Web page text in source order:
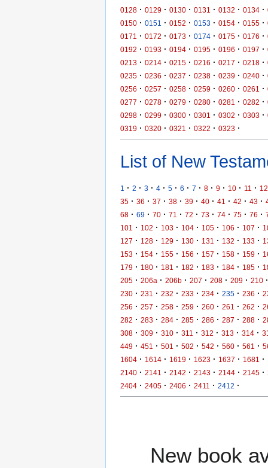
0128 · 0129 · 0130 · 0131 · 0132 · 0134 ·
0150 · 0151 · 0152 · 0153 · 0154 · 0155 ·
0171
· 0172 · 0173 · 0174 · 0175 · 0176 ·
0192 · 0193 · 0194 · 0195 · 0196 · 0197 ·
0213 · 0214 · 0215 · 0216 · 0217 · 0218 ·
0235 · 0236 · 0237 · 0238 · 0239 · 0240 ·
0256 · 0257 · 0258 · 0259 · 0260 · 0261 ·
0277 · 0278 · 0279 · 0280 · 0281 · 0282 ·
0298 · 0299 · 0300 · 0301 · 0302 · 0303 ·
0319 · 0320 · 0321 · 0322 · 0323 ·
List of New
1 · 2 · 3 · 4 · 5 · 6 · 7 · 8 · 9 · 10 · 11 · 12
35 · 36 · 37 · 38 · 39 · 40 · 41 · 42 · 43 ·
68 · 69 · 70 · 71 · 72 · 73 · 74 · 75 · 76 ·
101
· 102 · 103 · 104 · 105 · 106 · 107 ·
127 · 128 · 129 · 130 · 131 · 132 · 133 ·
153 · 154 · 155 · 156 · 157 · 158 · 159 ·
179 · 180 · 181 · 182 · 183 · 184 · 185 ·
205 · 206a · 206b · 207 · 208 · 209 · 210 ·
230 · 231 · 232 · 233 · 234 · 235 · 236 ·
256 · 257 · 258 · 259 · 260 · 261 · 262 ·
282 · 283 · 284 · 285 · 286 · 287 · 288 ·
308 · 309 · 310 · 311 · 312 · 313 · 314 ·
449 · 451 · 501 · 502 · 542 · 560 · 561 ·
1604 · 1614 · 1619 · 1623 · 1637 · 1681 ·
2140 · 2141 · 2142 · 2143 · 2144 · 2145 ·
2404 · 2405 · 2406 · 2411 · 2412 ·
New book